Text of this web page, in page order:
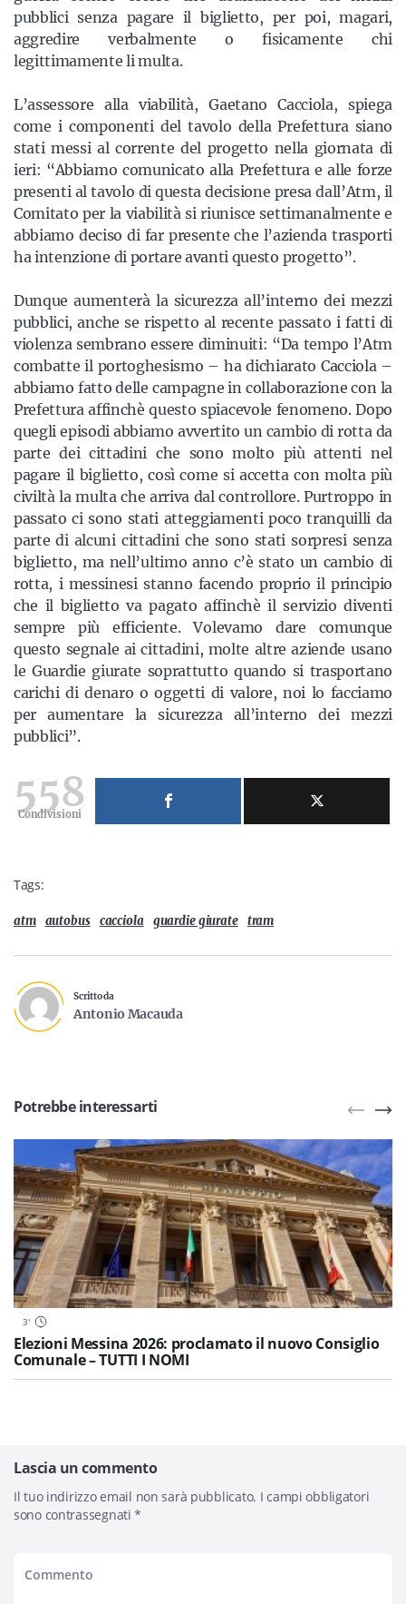
pubblici senza pagare il biglietto, per poi, magari,
aggredire verbalmente o fisicamente chi
legittimamente li multa.
L’assessore alla viabilità, Gaetano Cacciola, spiega
come i componenti del tavolo della Prefettura siano
stati messi al corrente del progetto nella giornata di
ieri: “Abbiamo comunicato alla Prefettura e alle forze
presenti al tavolo di questa decisione presa dall’Atm, il
Comitato per la viabilità si riunisce settimanalmente e
abbiamo deciso di far presente che l’azienda trasporti
ha intenzione di portare avanti questo progetto”.
Dunque aumenterà la sicurezza all’interno dei mezzi
pubblici, anche se rispetto al recente passato i fatti di
violenza sembrano essere diminuiti: “Da tempo l’Atm
combatte il portoghesismo – ha dichiarato Cacciola –
abbiamo fatto delle campagne in collaborazione con la
Prefettura affinchè questo spiacevole fenomeno. Dopo
quegli episodi abbiamo avvertito un cambio di rotta da
parte dei cittadini che sono molto più attenti nel
pagare il biglietto, così come si accetta con molta più
civiltà la multa che arriva dal controllore. Purtroppo in
passato ci sono stati atteggiamenti poco tranquilli da
parte di alcuni cittadini che sono stati sorpresi senza
biglietto, ma nell’ultimo anno c’è stato un cambio di
rotta, i messinesi stanno facendo proprio il principio
che il biglietto va pagato affinchè il servizio diventi
sempre più efficiente. Volevamo dare comunque
questo segnale ai cittadini, molte altre aziende usano
le Guardie giurate soprattutto quando si trasportano
carichi di denaro o oggetti di valore, noi lo facciamo
per aumentare la sicurezza all’interno dei mezzi
pubblici”.
558
Condivisioni
Tags:
atm autobus cacciola guardie giurate tram
Scritto da
Antonio Macauda
Potrebbe interessarti
3'
Elezioni Messina 2026: proclamato il nuovo Consiglio
Comunale – TUTTI I NOMI
Lascia un commento
Il tuo indirizzo email non sarà pubblicato. I campi obbligatori
sono contrassegnati*